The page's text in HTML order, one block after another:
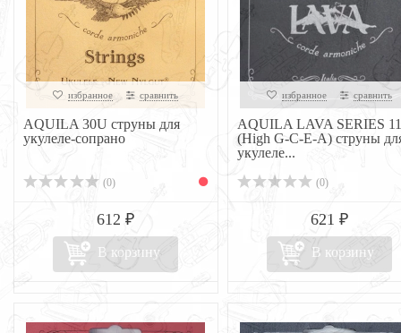
избранное сравнить
AQUILA 30U струны для
укулеле-сопрано
(0)
612 ₽
В корзину
избранное сравнить
AQUILA LAVA SERIES
(High G-C-E-A) струны
укулеле...
(0)
621 ₽
В корзину